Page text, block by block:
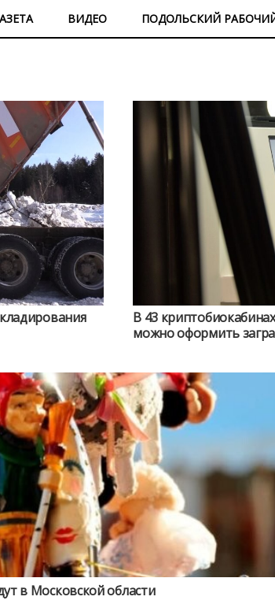
ВИДЕО ПОДОЛЬСКИЙ
В 43
можно оформить
в Московской области